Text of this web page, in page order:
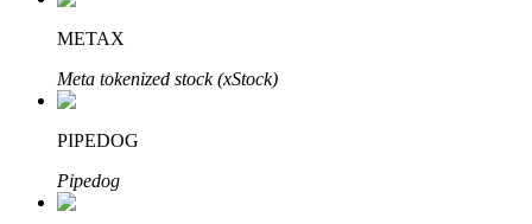
Naucz się stakingu
METAX
Meta tokenized stock (xStock)
PIPEDOG
Pipedog